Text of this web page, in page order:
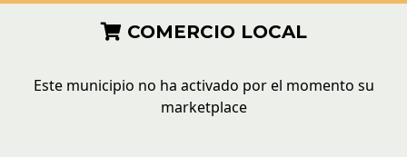
COMERCIO LOCAL
Este municipio no ha activado por el momento su
marketplace